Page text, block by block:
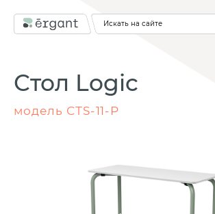
Искать на сайте
Стол Logic
модель СТS-11-Р